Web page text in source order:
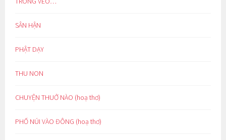
SÂN HẬN
PHẬT DẠY
THU NON
CHUYỆN THUỞ NÀO (hoạ thơ)
PHỐ NÚI VÀO ĐÔNG (hoạ thơ)